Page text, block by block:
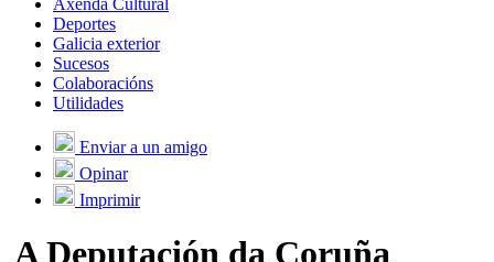
Axenda Cultural
Deportes
Galicia exterior
Sucesos
Colaboracións
Utilidades
Enviar a un amigo
Opinar
Imprimir
A Deputación da Coruña